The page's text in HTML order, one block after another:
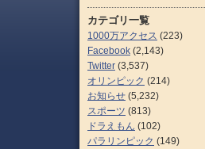
カテゴリ一覧
1000万アクセス (223)
Facebook (2,143)
Twitter (3,537)
オリンピック (214)
お知らせ (5,232)
スポーツ (813)
ドラえもん (102)
パラリンピック (149)